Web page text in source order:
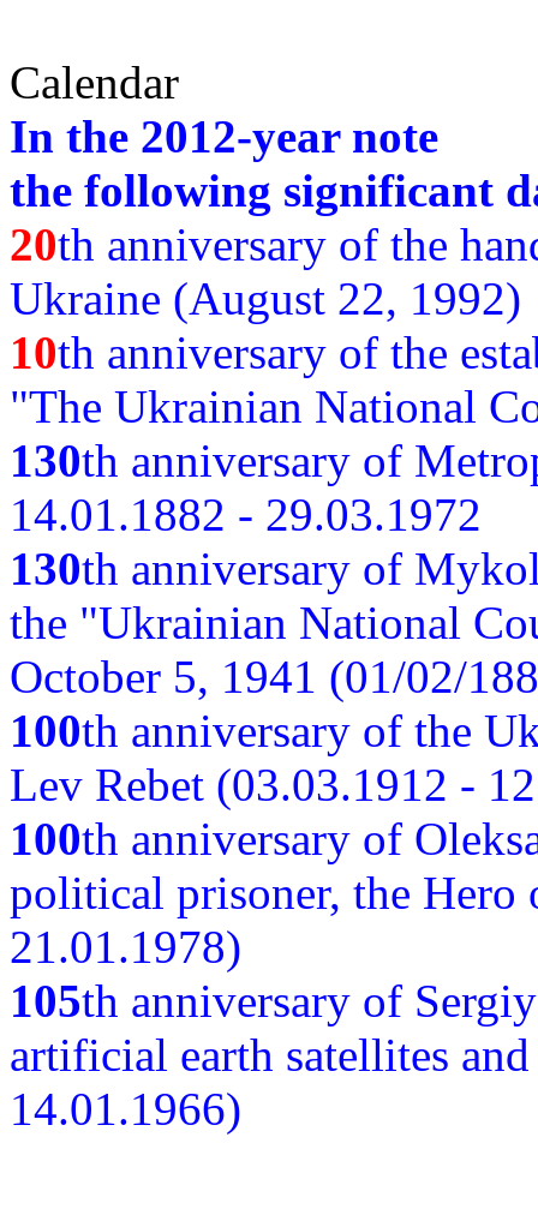
Calendar
In the 2012-year note
the following significant
20th anniversary of the
Ukraine (August 22, 1992)
10th anniversary of the
"The Ukrainian National
130th anniversary of
14.01.1882 - 29.03.1972
130th anniversary of
the "Ukrainian National
October 5, 1941 (01/02/
100th anniversary of the
Lev Rebet (03.03.1912 -
100th anniversary of
political prisoner, the
21.01.1978)
105th anniversary of
artificial earth satellites
14.01.1966)